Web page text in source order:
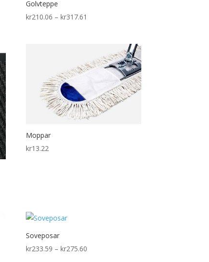
Golvteppe
kr210.06 – kr317.61
through
kr317.61
Moppar
kr13.22
Soveposar
kr233.59 – kr275.60